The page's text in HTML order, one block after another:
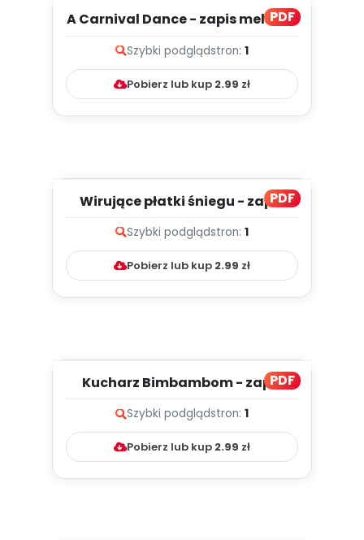
PDF
A Carnival Dance - zapis melodii i
Szybki podglądstron: 1
Pobierz lub kup 2.99 zł
PDF
Wirujące płatki śniegu - zapis
Szybki podglądstron: 1
Pobierz lub kup 2.99 zł
PDF
Kucharz Bimbambom - zapis
Szybki podglądstron: 1
Pobierz lub kup 2.99 zł